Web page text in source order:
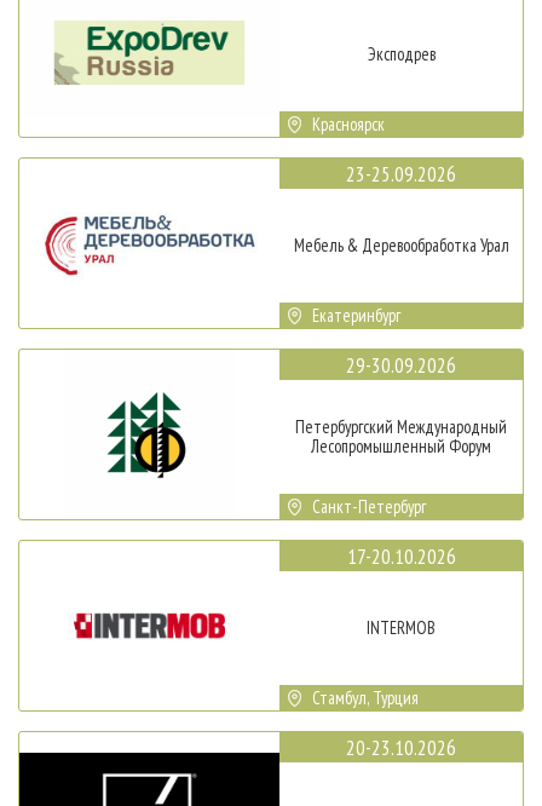
Эксподрев
Красноярск
23-25.09.2026
Мебель & Деревообработка Урал
Екатеринбург
29-30.09.2026
Петербургский Международный
Лесопромышленный Форум
Санкт-Петербург
17-20.10.2026
INTERMOB
Стамбул, Турция
20-23.10.2026